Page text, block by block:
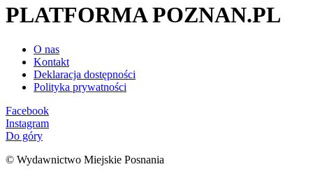
PLATFORMA POZNAN.PL
O nas
Kontakt
Deklaracja dostępności
Polityka prywatności
Facebook
Instagram
Do góry
© Wydawnictwo Miejskie Posnania